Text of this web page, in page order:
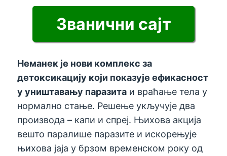
Званични сајт
Неманек је нови комплекс за
детоксикацију који показује ефикасност
у уништавању паразита и враћање тела у
нормално стање. Решење укључује два
производа – капи и спреј. Њихова акција
вешто паралише паразите и искорењује
њихова јаја у брзом временском року од